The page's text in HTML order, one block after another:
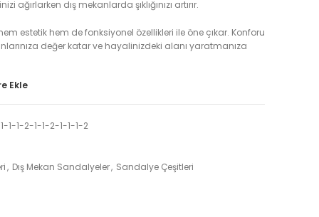
ağırlarken dış mekanlarda şıklığınızı artırır.
estetik hem de fonksiyonel özellikleri ile öne çıkar. Konforu
değer katar ve hayalinizdeki alanı yaratmanıza
Ekle
1-1-2-1-1-2-1-1-1-2
, Dış Mekan Sandalyeler, Sandalye Çeşitleri